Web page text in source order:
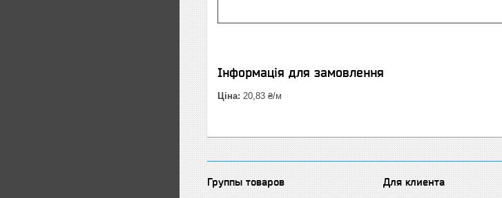
Інформація для замовлення
Ціна: 20,83 ₴/м
Группы товаров Для клиента